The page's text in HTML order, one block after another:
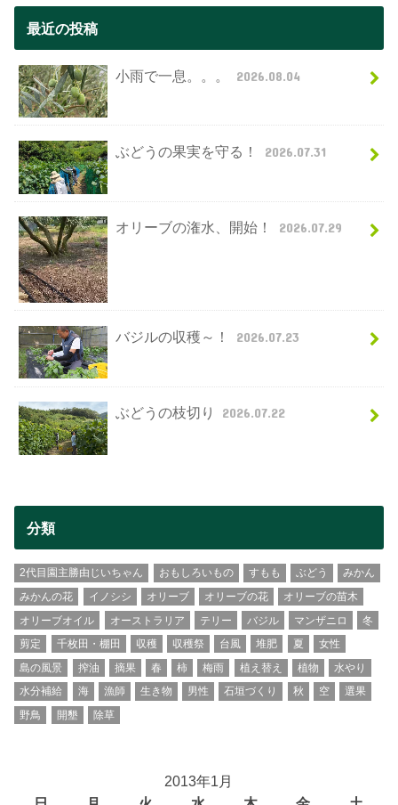
最近の投稿
小雨で一息。。。 2026.08.04
ぶどうの果実を守る！ 2026.07.31
オリーブの潅水、開始！ 2026.07.29
バジルの収穫～！ 2026.07.23
ぶどうの枝切り 2026.07.22
分類
2代目園主勝由じいちゃん おもしろいもの すもも ぶどう
みかん
みかんの花
イノシシ オリーブ オリーブの花
オリーブの苗木
オリーブオイル
オーストラリア テリー バジル マンザニロ
冬
剪定
千枚田・棚田 収穫 収穫祭 台風 堆肥 夏
女性
島の風景
搾油 摘果 春 柿 梅雨 植え替え 植物
水やり
水分補給
海 漁師 生き物 男性 石垣づくり 秋 空
選果
野鳥
開墾 除草
2013年1月